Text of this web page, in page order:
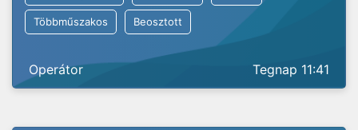
Többműszakos Beosztott
Operátor Tegnap 11:41